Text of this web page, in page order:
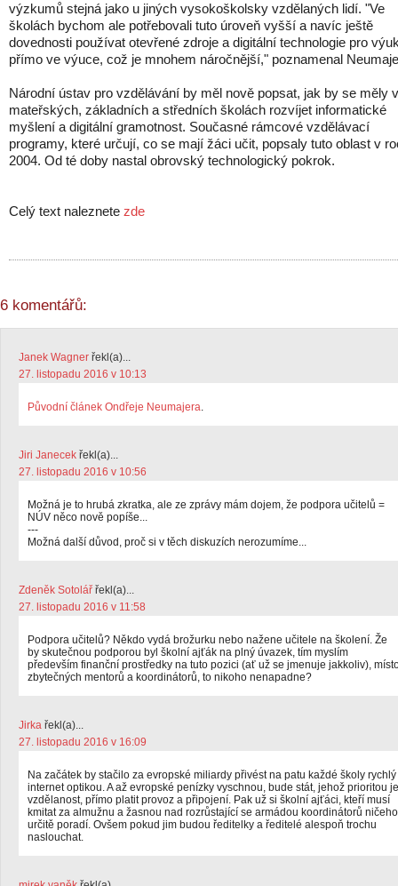
výzkumů stejná jako u jiných vysokoškolsky vzdělaných lidí. "Ve
školách bychom ale potřebovali tuto úroveň vyšší a navíc ještě
dovednosti používat otevřené zdroje a digitální technologie pro
přímo ve výuce, což je mnohem náročnější," poznamenal
Národní ústav pro vzdělávání by měl nově popsat, jak by se měly v
mateřských, základních a středních školách rozvíjet informatické
myšlení a digitální gramotnost. Současné rámcové vzdělávací
programy, které určují, co se mají žáci učit, popsaly tuto oblast v
2004. Od té doby nastal obrovský technologický pokrok.
Celý text naleznete zde
6 komentářů:
Janek Wagner řekl(a)...
27. listopadu 2016 v 10:13
Původní článek Ondřeje Neumajera.
Jiri Janecek řekl(a)...
27. listopadu 2016 v 10:56
Možná je to hrubá zkratka, ale ze zprávy mám dojem, že podpora učitelů =
NÚV něco nově popíše...
---
Možná další důvod, proč si v těch diskuzích nerozumíme...
Zdeněk Sotolář řekl(a)...
27. listopadu 2016 v 11:58
Podpora učitelů? Někdo vydá brožurku nebo nažene učitele na školení. Že
by skutečnou podporou byl školní ajťák na plný úvazek, tím myslím
především finanční prostředky na tuto pozici (ať už se jmenuje jakkoliv),
zbytečných mentorů a koordinátorů, to nikoho nenapadne?
Jirka řekl(a)...
27. listopadu 2016 v 16:09
Na začátek by stačilo za evropské miliardy přivést na patu každé školy rychlý
internet optikou. A až evropské penízky vyschnou, bude stát, jehož prioritou je
vzdělanost, přímo platit provoz a připojení. Pak už si školní ajťáci, kteří musí
kmitat za almužnu a žasnou nad rozrůstající se armádou koordinátorů
určitě poradí. Ovšem pokud jim budou ředitelky a ředitelé alespoň trochu
naslouchat.